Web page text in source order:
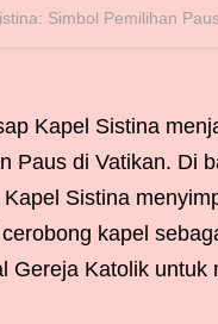
Simbol Pemilihan
Kapel Sistina
Paus di Vatikan. Di
Sistina
kapel
Gereja Katolik